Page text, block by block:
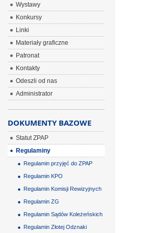
Wystawy
Konkursy
Linki
Materiały graficzne
Patronat
Kontakty
Odeszli od nas
Administrator
DOKUMENTY BAZOWE
Statut ZPAP
Regulaminy
Regulamin przyjęć do ZPAP
Regulamin KPO
Regulamin Komisji Rewizyjnych
Regulamin ZG
Regulamin Sądów Koleżeńskich
Regulamin Złotej Odznaki